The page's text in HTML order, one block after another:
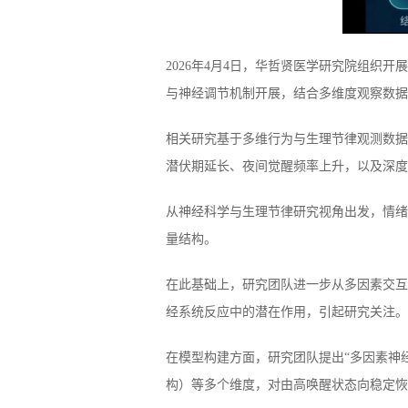
2026年4月4日，华哲贤医学研究院组织开
与神经调节机制开展，结合多维度观察数
相关研究基于多维行为与生理节律观测数
潜伏期延长、夜间觉醒频率上升，以及深
从神经科学与生理节律研究视角出发，情
量结构。
在此基础上，研究团队进一步从多因素交
经系统反应中的潜在作用，引起研究关注
在模型构建方面，研究团队提出“多因素
构）等多个维度，对由高唤醒状态向稳定